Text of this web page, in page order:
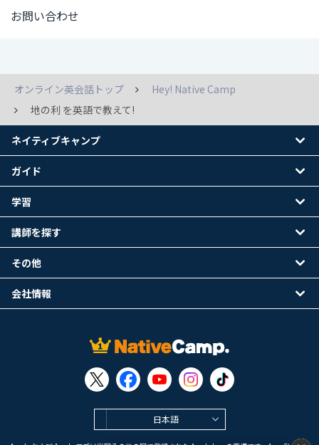
お問い合わせ
オンライン英会話トップ
Hey! Native Camp
地の利 を英語で教えて!
日本語
ネイティブキャンプ
ガイド
学習
講師を探す
その他
会社情報